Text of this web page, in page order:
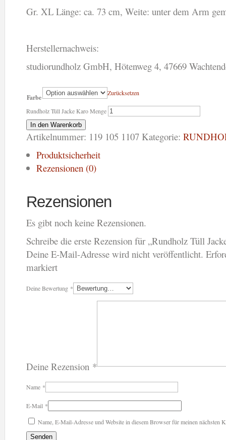
Gr. XL Länge: ca. 73 cm, Weite: unter dem Arm
Herstellernachweis:
studiorundholz GmbH, Hötenweg 4, 47669
Farbe
Zurücksetzen
Rundholz Tüll Jacke Karo Menge
In den Warenkorb
Artikelnummer: 119 105 1107 Kategorie:
Produktsicherheit
Rezensionen (0)
Rezensionen
Es gibt noch keine Rezensionen.
Schreibe die erste Rezension für „Rundholz Tüll
Deine E-Mail-Adresse wird nicht veröffentlicht.
markiert
Deine Bewertung *
Deine Rezension *
Name *
E-Mail *
Name, E-Mail-Adresse und Website in diesem Browser für meinen nächsten